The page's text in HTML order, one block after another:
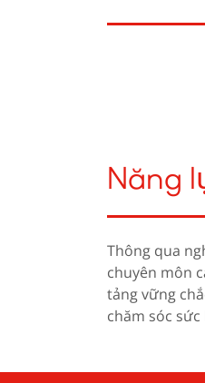
Năng
Thông qua
chuyên môn
tảng vững
chăm sóc